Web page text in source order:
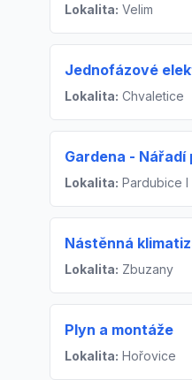
Lokalita: Velim
Jednofázové
Lokalita: Chvaletice
Gardena -
Lokalita: Pardubice I
Nástěnná
Lokalita: Zbuzany
Plyn a montáže
Lokalita: Hořovice